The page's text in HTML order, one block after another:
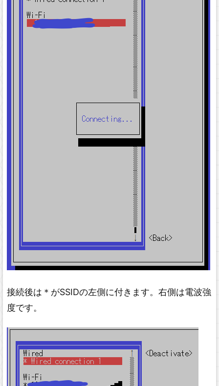
接続後は＊がSSIDの左側に付きます。右側は電波強
度です。